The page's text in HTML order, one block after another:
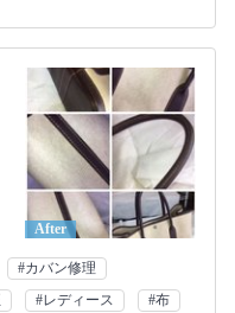
After
#カバン修理
#レディース
#布